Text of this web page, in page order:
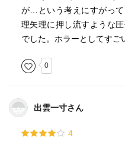
が…という考えにすがっ
理矢理に押し流すような
でした。ホラーとしてすご
0
出雲一寸さん
4